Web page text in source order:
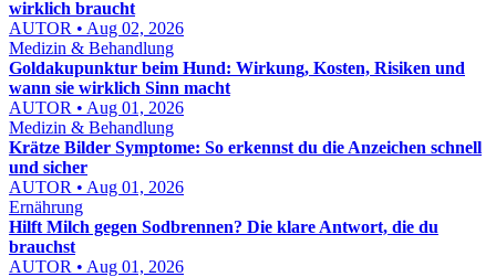
wirklich braucht
AUTOR • Aug 02, 2026
Medizin & Behandlung
Goldakupunktur beim Hund: Wirkung, Kosten, Risiken und
wann sie wirklich Sinn macht
AUTOR • Aug 01, 2026
Medizin & Behandlung
Krätze Bilder Symptome: So erkennst du die Anzeichen schnell
und sicher
AUTOR • Aug 01, 2026
Ernährung
Hilft Milch gegen Sodbrennen? Die klare Antwort, die du
brauchst
AUTOR • Aug 01, 2026